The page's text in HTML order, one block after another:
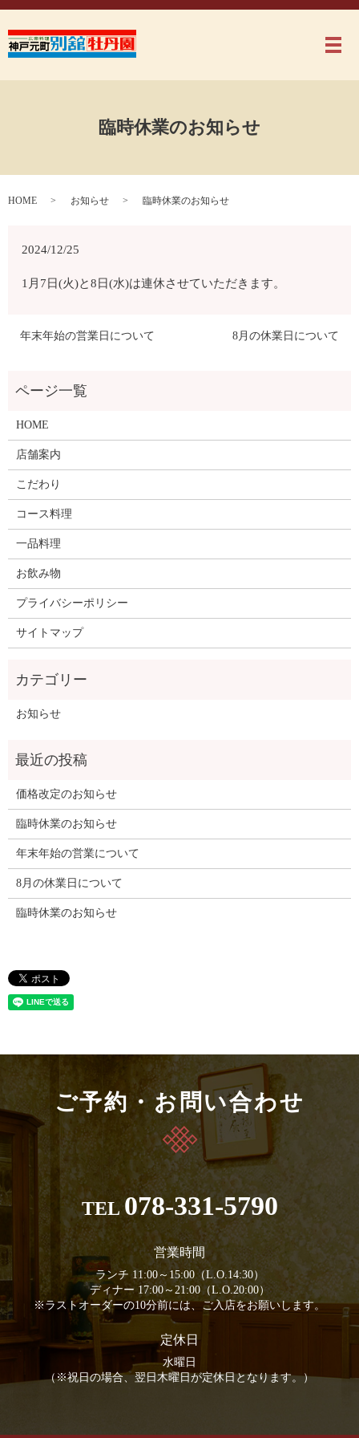
メ
臨時休業のお知らせ
HOME お知らせ 臨時休業のお知らせ
2024/12/25
1月7日(火)と8日(水)は連休させていただきます。
年末年始の営業日について 8月の休業日について
HOME
店舗案内
こだわり
コース料理
一品料理
お飲み物
プライバシーポリシー
サイトマップ
お知らせ
価格改定のお知らせ
臨時休業のお知らせ
年末年始の営業について
8月の休業日について
臨時休業のお知らせ
ご予約・お問い合わせ
TEL078-331-5790
営業時間
ランチ 11:00～15:00（L.O.14:30）
ディナー 17:00～21:00（L.O.20:00）
※ラストオーダーの10分前には、ご入店をお願いします。
定休日
水曜日
（※祝日の場合、翌日木曜日が定休日となります。）